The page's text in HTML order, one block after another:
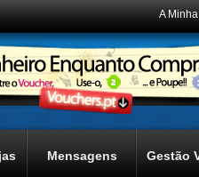
A
Mensagens Gestão